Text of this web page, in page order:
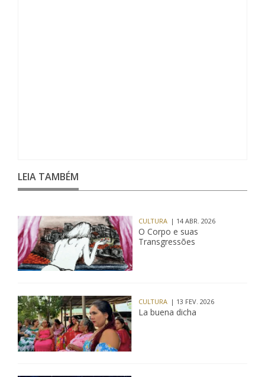
LEIA TAMBÉM
CULTURA | 14 ABR. 2026
O Corpo e suas
Transgressões
CULTURA | 13 FEV. 2026
La buena dicha